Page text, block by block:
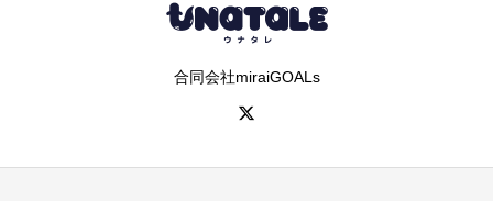
合同会社miraiGOALs